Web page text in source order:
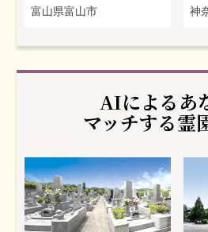
富山県富山市 神
AIによるあ
マッチする霊